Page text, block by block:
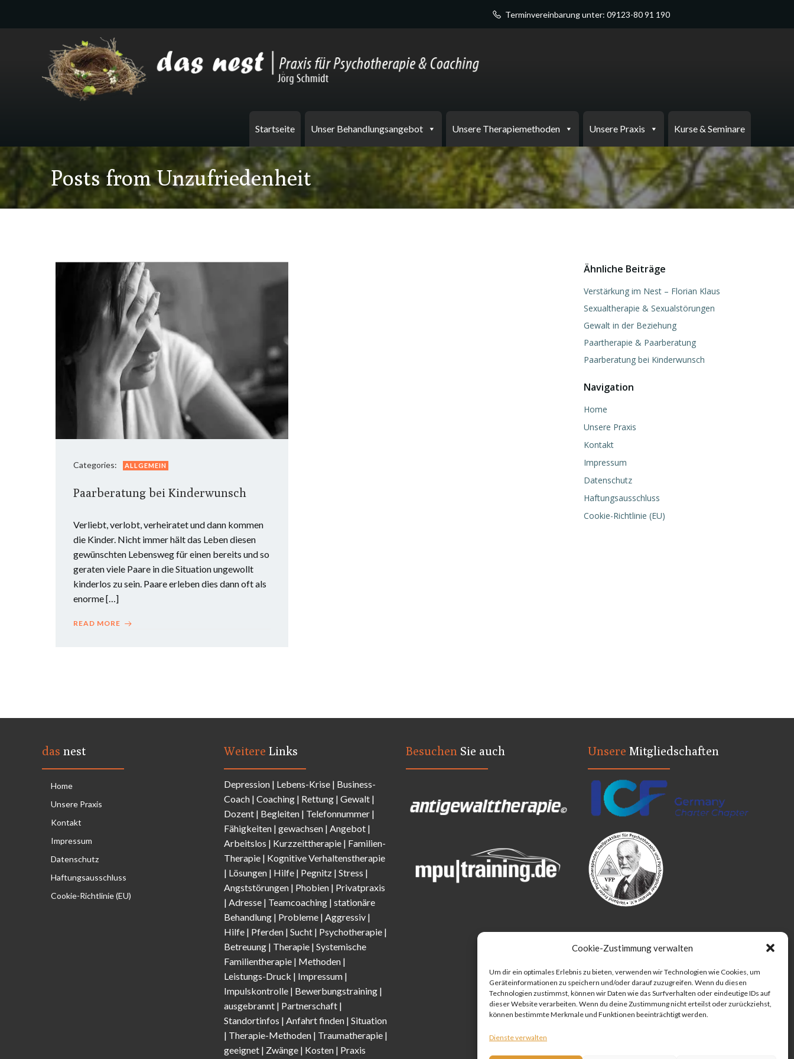
Cookie-Zustimmung verwalten
Um dir ein optimales Erlebnis zu bieten, verwenden wir Technologien wie Cookies, um
Geräteinformationen zu speichern und/oder darauf zuzugreifen. Wenn du diesen
Technologien zustimmst, können wir Daten wie das Surfverhalten oder eindeutige IDs auf
dieser Website verarbeiten. Wenn du deine Zustimmung nicht erteilst oder zurückziehst,
können bestimmte Merkmale und Funktionen beeinträchtigt werden.
Dienste verwalten
Terminvereinbarung unter: 09123-80 91 190
Startseite Unser Behandlungsangebot Unsere Therapiemethoden Unsere Praxis Kurse & Seminare
Posts from Unzufriedenheit
Categories: ALLGEMEIN
Paarberatung bei Kinderwunsch
Verliebt, verlobt, verheiratet und dann kommen
die Kinder. Nicht immer hält das Leben diesen
gewünschten Lebensweg für einen bereits und so
geraten viele Paare in die Situation ungewollt
kinderlos zu sein. Paare erleben dies dann oft als
enorme […]
READ MORE
Ähnliche Beiträge
Verstärkung im Nest – Florian Klaus
Sexualtherapie & Sexualstörungen
Gewalt in der Beziehung
Paartherapie & Paarberatung
Paarberatung bei Kinderwunsch
Navigation
Home
Unsere Praxis
Kontakt
Impressum
Datenschutz
Haftungsausschluss
Cookie-Richtlinie (EU)
das nest
Home
Unsere Praxis
Kontakt
Impressum
Datenschutz
Haftungsausschluss
Cookie-Richtlinie (EU)
Weitere Links
Depression | Lebens-Krise | Business-
Coach | Coaching | Rettung | Gewalt |
Dozent | Begleiten | Telefonnummer |
Fähigkeiten | gewachsen | Angebot |
Arbeitslos | Kurzzeittherapie | Familien-
Therapie | Kognitive Verhaltenstherapie
| Lösungen | Hilfe | Pegnitz | Stress |
Angststörungen | Phobien | Privatpraxis
| Adresse | Teamcoaching | stationäre
Behandlung | Probleme | Aggressiv |
Hilfe | Pferden | Sucht | Psychotherapie |
Betreuung | Therapie | Systemische
Familientherapie | Methoden |
Leistungs-Druck | Impressum |
Impulskontrolle | Bewerbungstraining |
ausgebrannt | Partnerschaft |
Standortinfos | Anfahrt finden | Situation
| Therapie-Methoden | Traumatherapie |
geeignet | Zwänge | Kosten | Praxis
Besuchen Sie auch Unsere Mitgliedschaften